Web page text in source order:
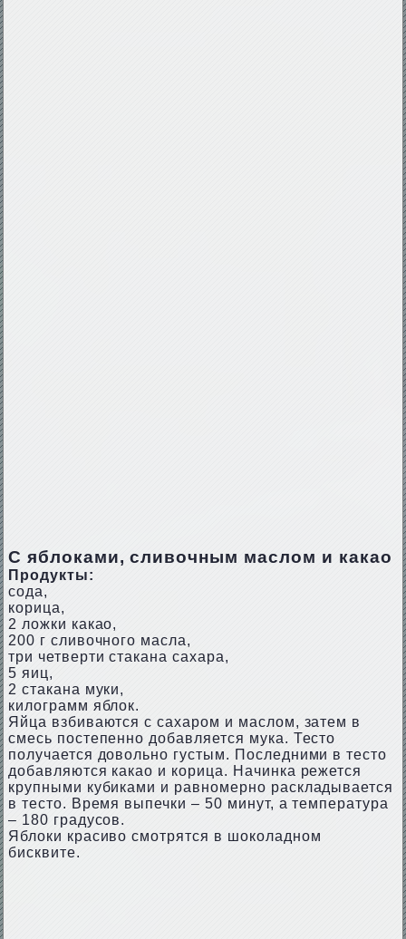
С яблоками, сливочным маслом и какао
Продукты:
сода,
корица,
2 ложки какао,
200 г сливочного масла,
три четверти стакана сахара,
5 яиц,
2 стакана муки,
килограмм яблок.
Яйца взбиваются с сахаром и маслом, затем в
смесь постепенно добавляется мука. Тесто
получается довольно густым. Последними в тесто
добавляются какао и корица. Начинка режется
крупными кубиками и равномерно раскладывается
в тесто. Время выпечки – 50 минут, а температура
– 180 градусов.
Яблоки красиво смотрятся в шоколадном
бисквите.